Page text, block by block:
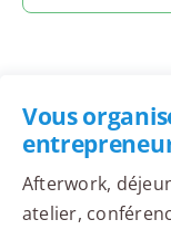
Vous
Afterwork,
atelier,